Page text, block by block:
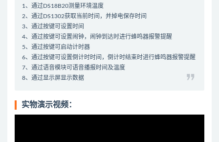
1、通过DS18B20测量环境温度
2、通过DS1302获取当前时间，并掉电保存时间
3、通过按键可设置时间
4、通过按键可设置闹钟，闹钟到达时进行蜂鸣器报警提醒
5、通过按键可启动计时器
6、通过按键可设置倒计时时间，倒计时结束时进行蜂鸣器报警提醒
7、通过语音模块可语音播报时间及温度
8、通过显示屏显示数据
实物演示视频：